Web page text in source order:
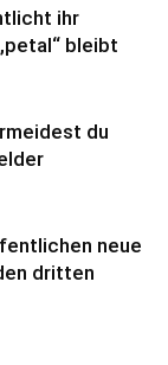
ihr
bleibt
du
neue
dritten